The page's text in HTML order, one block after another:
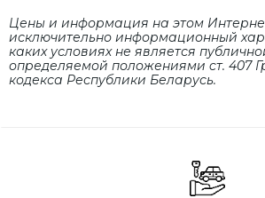
Цены и информация на этом
исключительно информационный
каких условиях не является
определяемой положениями cт. 407
кодекса Республики Беларусь.